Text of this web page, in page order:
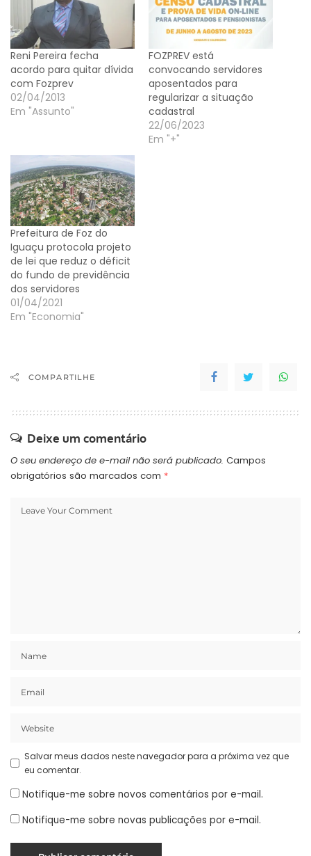
Reni Pereira fecha
acordo para quitar dívida
com Fozprev
02/04/2013
Em "Assunto"
FOZPREV está
convocando servidores
aposentados para
regularizar a situação
cadastral
22/06/2023
Em "+"
Prefeitura de Foz do
Iguaçu protocola projeto
de lei que reduz o déficit
do fundo de previdência
dos servidores
01/04/2021
Em "Economia"
COMPARTILHE
Deixe um comentário
O seu endereço de e-mail não será publicado. Campos
obrigatórios são marcados com *
Salvar meus dados neste navegador para a próxima vez que
eu comentar.
Notifique-me sobre novos comentários por e-mail.
Notifique-me sobre novas publicações por e-mail.